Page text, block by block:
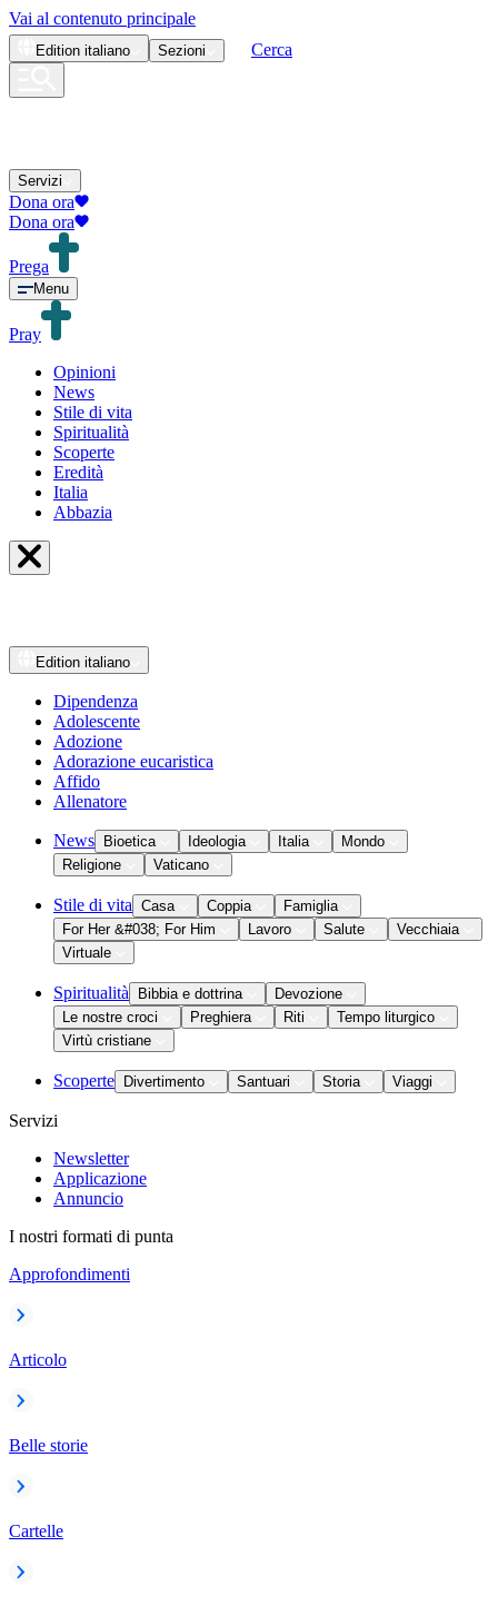
Vai al contenuto principale
Edition italiano Sezioni Cerca
Servizi
Dona ora
Dona ora
Prega
Menu
Pray
Opinioni
News
Stile di vita
Spiritualità
Scoperte
Eredità
Italia
Abbazia
Edition italiano
Dipendenza
Adolescente
Adozione
Adorazione eucaristica
Affido
Allenatore
News Bioetica Ideologia Italia
Mondo
Religione
Vaticano
Stile di vita Casa Coppia
Famiglia
For Her &#038; For Him
Lavoro Salute
Vecchiaia
Virtuale
Spiritualità Bibbia e dottrina
Devozione
Le nostre croci
Preghiera Riti
Tempo liturgico
Virtù cristiane
Scoperte Divertimento Santuari Storia Viaggi
Servizi
Newsletter
Applicazione
Annuncio
I nostri formati di punta
Approfondimenti
Articolo
Belle storie
Cartelle